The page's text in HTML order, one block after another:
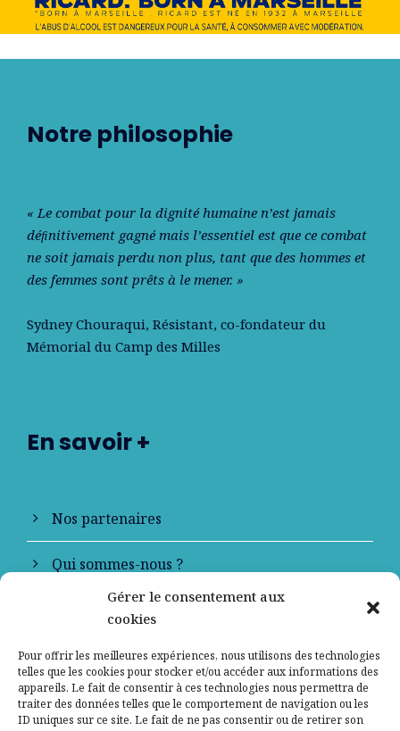
Gérer le consentement aux
cookies
Pour offrir les meilleures expériences, nous utilisons des technologies
telles que les cookies pour stocker et/ou accéder aux informations des
appareils. Le fait de consentir à ces technologies nous permettra de
traiter des données telles que le comportement de navigation ou les
ID uniques sur ce site. Le fait de ne pas consentir ou de retirer son
Notre philosophie
« Le combat pour la dignité humaine n’est jamais
déﬁnitivement gagné mais l’essentiel est que ce combat
ne soit jamais perdu non plus, tant que des hommes et
des femmes sont prêts à le mener. »
Sydney Chouraqui, Résistant, co-fondateur du
Mémorial du Camp des Milles
En savoir +
Nos partenaires
Qui sommes-nous ?
Contactez-nous
Mentions légales
Politique de confidentialité